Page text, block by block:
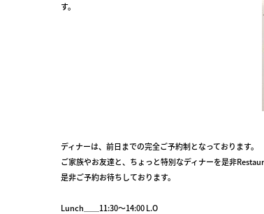
す。
ディナーは、前日までの完全ご予約制となっております。
ご家族やお友達と、ちょっと特別なディナーを是非
是非ご予約お待ちしております。
Lunch＿＿11:30～14:00 L.O